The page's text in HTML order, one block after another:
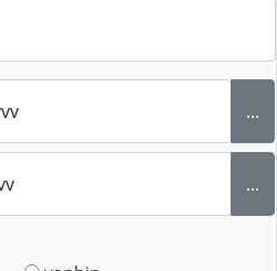
...
...